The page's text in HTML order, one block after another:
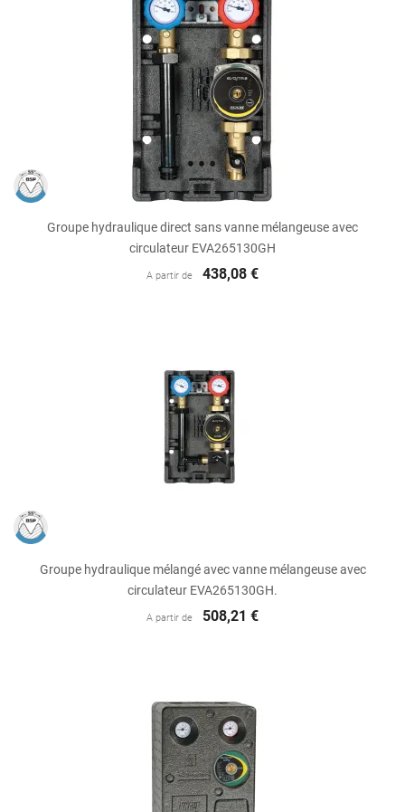
Groupe hydraulique direct sans vanne mélangeuse avec
circulateur EVA265130GH
A partir de 438,08 €
Groupe hydraulique mélangé avec vanne mélangeuse avec
circulateur EVA265130GH.
A partir de 508,21 €